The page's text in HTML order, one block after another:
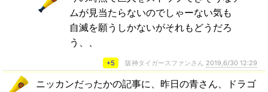
ムが見当たらないのでしゃーない気も
自滅を願うしかないがそれもどうだろ
う、、
+5 阪神タイガースファンさん 2019,6/30 12:29
ニッカンだったかの記事に、昨日の青さん、ドラゴ